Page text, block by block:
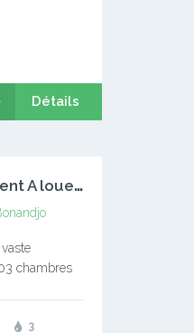
–
Détails
A
ppartement A louer Bonandjo
chambres
salon 01
3